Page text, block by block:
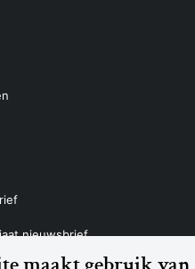
maakt gebruik van
nieuwsbrief